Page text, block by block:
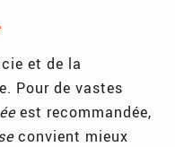
et de la
Pour de vastes
est recommandée,
convient mieux